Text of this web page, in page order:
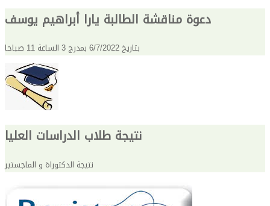
دعوة مناقشة الطالبة يارا أبراهيم يوسف
بتاريخ 6/7/2022 بمدرج 3 الساعة 11 صباحا
نتيجة طلاب الدراسات العليا
نتيجة الدكتوراة و الماجستير